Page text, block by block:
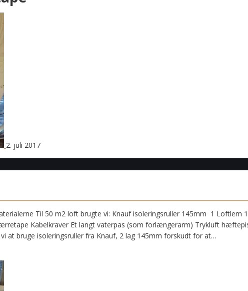
2. juli 2017
Til 50 m2 loft brugte vi: Knauf isoleringsruller 145mm 1 Loftlem
Kabelkraver Et langt vaterpas (som forlængerarm) Trykluft
at bruge isoleringsruller fra Knauf, 2 lag 145mm forskudt for at…